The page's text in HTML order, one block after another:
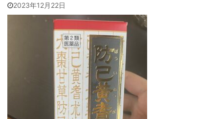
2023年12月22日